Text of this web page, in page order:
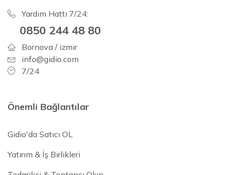
Yardım Hattı 7/24:
0850 244 48 80
Bornova / izmir
info@gidio.com
7/24
Önemli Bağlantılar
Gidio'da Satıcı OL
Yatırım & İş Birlikleri